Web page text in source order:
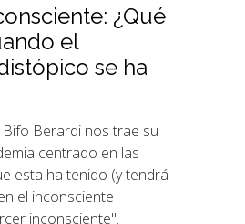
¿Qué
el
se ha
Berardi nos trae su
centrado en las
esta ha tenido (y tendrá
el inconsciente
inconsciente".